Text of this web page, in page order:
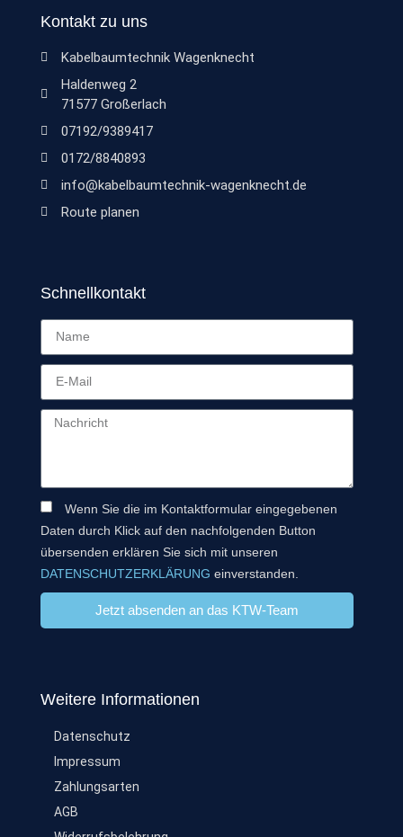
Kontakt zu uns
Kabelbaumtechnik Wagenknecht
Haldenweg 2
71577 Großerlach
07192/9389417
0172/8840893
info@kabelbaumtechnik-wagenknecht.de
Route planen
Schnellkontakt
Wenn Sie die im Kontaktformular eingegebenen
Daten durch Klick auf den nachfolgenden Button
übersenden erklären Sie sich mit unseren
DATENSCHUTZERKLÄRUNG einverstanden.
Jetzt absenden an das KTW-Team
Weitere Informationen
Datenschutz
Impressum
Zahlungsarten
AGB